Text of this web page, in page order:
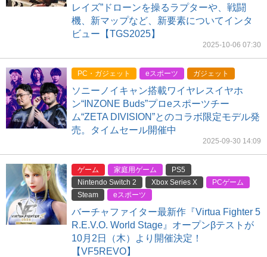
レイズ”ドローンを操るラプターや、戦闘
機、新マップなど、新要素についてインタ
ビュー【TGS2025】
2025-10-06 07:30
PC・ガジェット eスポーツ ガジェット
ソニーノイキャン搭載ワイヤレスイヤホ
ン“INZONE Buds”プロeスポーツチー
ム“ZETA DIVISION”とのコラボ限定モデル発
売。タイムセール開催中
2025-09-30 14:09
ゲーム 家庭用ゲーム
PS5
Nintendo Switch 2
Xbox Series X
PCゲーム
Steam
eスポーツ
バーチャファイター最新作『Virtua Fighter 5
R.E.V.O. World Stage』オープンβテストが
10月2日（木）より開催決定！
【VF5REVO】